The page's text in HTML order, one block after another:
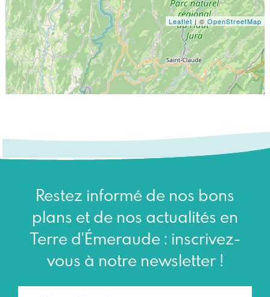
Leaflet | ©OpenStreetMap
Restez informé de nos bons
plans et de nos actualités en
Terre d'Émeraude : inscrivez-
vous à notre newsletter !